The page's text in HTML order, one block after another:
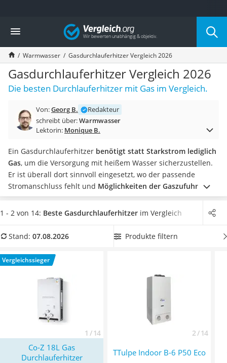
Die beliebtesten Vergleiche nach Kategorie
Baumarkt
Tresor feuerfest
Makita-Akku-Rasenmäher
Kappsäge
Smartes Türschloss
Akku-Rasentrimmer
Feuchtigkeitsmessgerät
Split-Klimaanlage 2 Innengeräte
Pelletofen
Tiefbrunnenpumpe
Fliesenschneider
Hochdruckreiniger
Doppelschleifer
Überwachungskamera
Benzinrasenmäher mit Elektrostart
Löschdecke
Winterharte Palmen
Gasdurchlauferhitzer
Vergleich
Warmwasser Gasdurchlauferhitzer Vergleich 2026
Gasdurchlauferhitzer Vergleich 2026
Die besten Durchlauferhitzer mit Gas im Vergleich.
Von:Georg B.
Redakteur
schreibt über:Warmwasser
Lektorin: Monique B.
Ein Gasdurchlauferhitzer benötigt statt Starkstrom lediglich
Gas, um die Versorgung mit heißem Wasser sicherzustellen.
Er ist überall dort sinnvoll eingesetzt, wo der passende
Stromanschluss fehlt und Möglichkeiten der Gaszufuhr und
der Abgasableitungbestehen. In verschiedenen Tests im
Internet fallen große Unterschiede bezüglich Aufbau und
Campingeinsatz einen leichten Gasdurchlauferhitzer
können. Überzeugt hat uns hier im August 2026 besonders
das ModellCo-Z 18L Gas Durchlauferhitzer
Eigenschaften.
1 - 2 von 14: Beste Gasdurchlauferhitzer im Vergleich
Stand: 07.08.2026 Produkte filtern
Vergleichssieger
1 / 14 2 / 14
Co-Z 18L Gas
Durchlauferhitzer
TTulpe Indoor B-6 P50 Eco